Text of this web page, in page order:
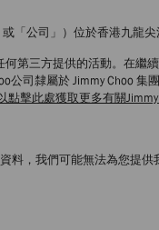
「公司」）位於香港九龍
第三方提供的活動。在繼
公司隸屬於 Jimmy Choo
點擊此處獲取更多有關Jimmy
，我們可能無法為您提